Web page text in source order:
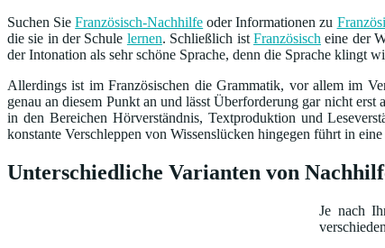
Suchen SieFranzösisch-Nachhilfe oder Informationen zu
die sie in der Schule lernen. Schließlich ist Französisch eine der
der Intonation als sehr schöne Sprache, denn die Sprache klingt
Allerdings ist im Französischen die Grammatik, vor allem im
genau an diesem Punkt an und lässt Überforderung gar nicht
in den Bereichen Hörverständnis, Textproduktion und
konstante Verschleppen von Wissenslücken hingegen führt in
Unterschiedliche Varianten von
Je nach